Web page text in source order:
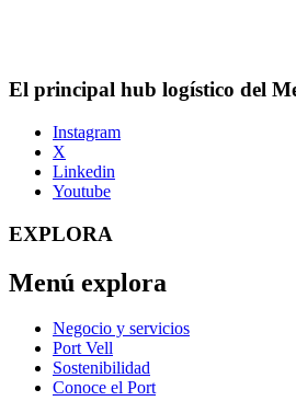
El principal hub logístico del
Instagram
X
Linkedin
Youtube
EXPLORA
Menú explora
Negocio y servicios
Port Vell
Sostenibilidad
Conoce el Port